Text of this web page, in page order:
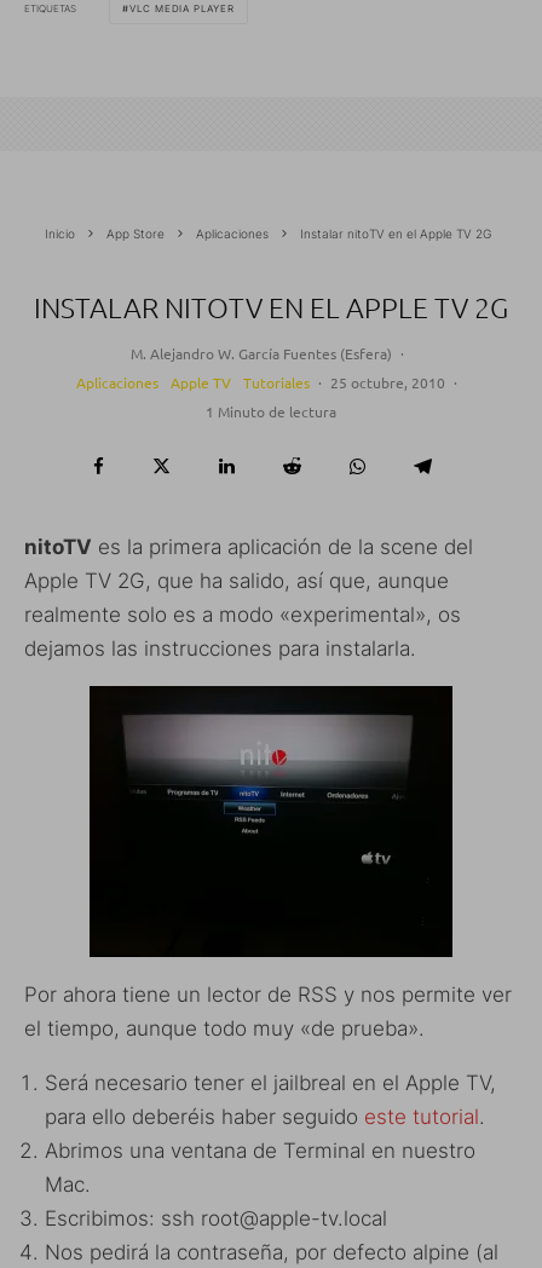
ETIQUETAS VLC MEDIA PLAYER
Inicio App Store Aplicaciones Instalar nitoTV en el Apple TV 2G
INSTALAR NITOTV EN EL APPLE TV 2G
M. Alejandro W. García Fuentes (Esfera) ·
Aplicaciones
Apple TV Tutoriales · 25 octubre, 2010 ·
1 Minuto de lectura
nitoTV es la primera aplicación de la scene del
Apple TV 2G, que ha salido, así que, aunque
realmente solo es a modo «experimental», os
dejamos las instrucciones para instalarla.
Por ahora tiene un lector de RSS y nos permite ver
el tiempo, aunque todo muy «de prueba».
Será necesario tener el jailbreal en el Apple TV,
para ello deberéis haber seguido este tutorial.
Abrimos una ventana de Terminal en nuestro
Mac.
Escribimos: ssh root@apple-tv.local
Nos pedirá la contraseña, por defecto alpine (al